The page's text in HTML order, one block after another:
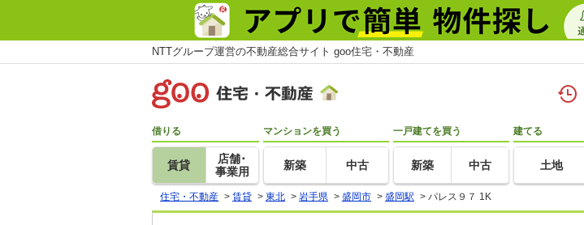
NTTグループ運営の不動産総合サイト goo住宅・不動産
借りる
賃貸
店舗･
事業用
マンションを買う
新築 中古
一戸建てを買う
新築 中古
建てる
土地
住宅・不動産 > 賃貸 > 東北 > 岩手県 > 盛岡市 > 盛岡駅 > パレス９７ 1K